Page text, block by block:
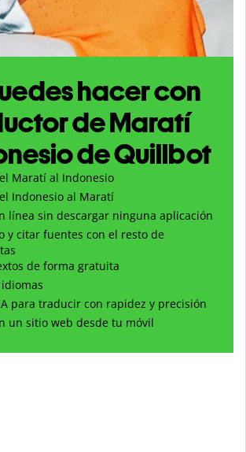
hacer con
de Maratí
de Quillbot
Maratí al Indonesio
Indonesio al Maratí
línea sin descargar ninguna aplicación
y citar fuentes con el resto de
de forma gratuita
para traducir con rapidez y precisión
un sitio web desde tu móvil